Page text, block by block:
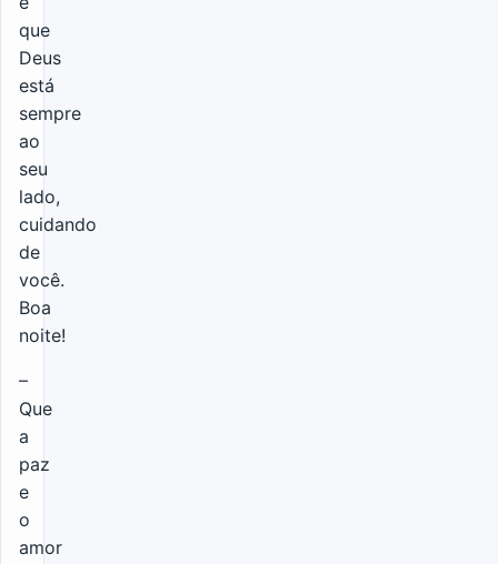
que
Deus
está
sempre
ao
seu
lado,
cuidando
de
você.
Boa
noite!
–
Que
a
paz
e
o
amor